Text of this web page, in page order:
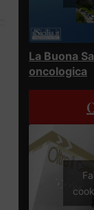
La Buona
oncologica